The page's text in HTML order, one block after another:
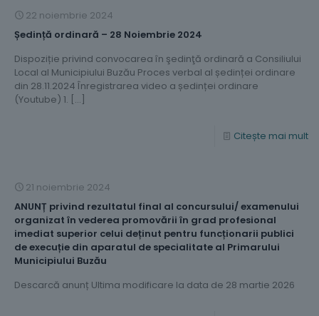
22 noiembrie 2024
Ședință ordinară – 28 Noiembrie 2024
Dispoziție privind convocarea în şedinţă ordinară a Consiliului
Local al Municipiului Buzău Proces verbal al ședinței ordinare
din 28.11.2024 Înregistrarea video a ședinței ordinare
(Youtube) 1. […]
Citește mai mult
21 noiembrie 2024
ANUNȚ privind rezultatul final al concursului/ examenului
organizat în vederea promovării în grad profesional
imediat superior celui deținut pentru funcționarii publici
de execuție din aparatul de specialitate al Primarului
Municipiului Buzău
Descarcă anunț Ultima modificare la data de 28 martie 2026